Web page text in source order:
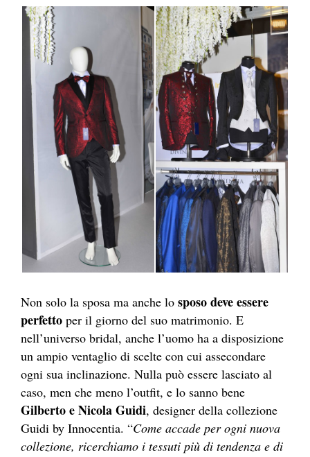
Non solo la sposa ma anche lo sposo deve essere
perfetto per il giorno del suo matrimonio. E
nell’universo bridal, anche l’uomo ha a disposizione
un ampio ventaglio di scelte con cui assecondare
ogni sua inclinazione. Nulla può essere lasciato al
caso, men che meno l’outfit, e lo sanno bene
Gilberto e Nicola Guidi, designer della collezione
Guidi by Innocentia. “Come accade per ogni nuova
collezione, ricerchiamo i tessuti più di tendenza e di